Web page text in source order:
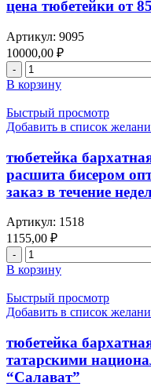
1100
за
штуку.
татарскими
ми
уз-
ми
оптом,
под
Цена
за
шт.
тюбетейк,
по
руб.
за
штуку.
на
заказ
течение
2
оплата
100%
цена тюбетейки от
Артикул: 9095
10000,00 ₽
Количество
товара
тюбетейка
бархатная
зеленого
с
татарскими
национальными
узорами
с
месяца
Зулькагда
до
праздника
Курбан
байрам,
цена
тюбетейки
от
850
руб.под
В корзину
Быстрый просмотр
Добавить в список
тюбетейка
расшита бисером
заказ в течение
Артикул: 1518
1155,00 ₽
Количество
товара
тюбетейка
бархатная
с
орнаментами
расшита
бисером
оптом,
В корзину
Быстрый просмотр
Добавить в список
тюбетейка
татарскими
“Салават”